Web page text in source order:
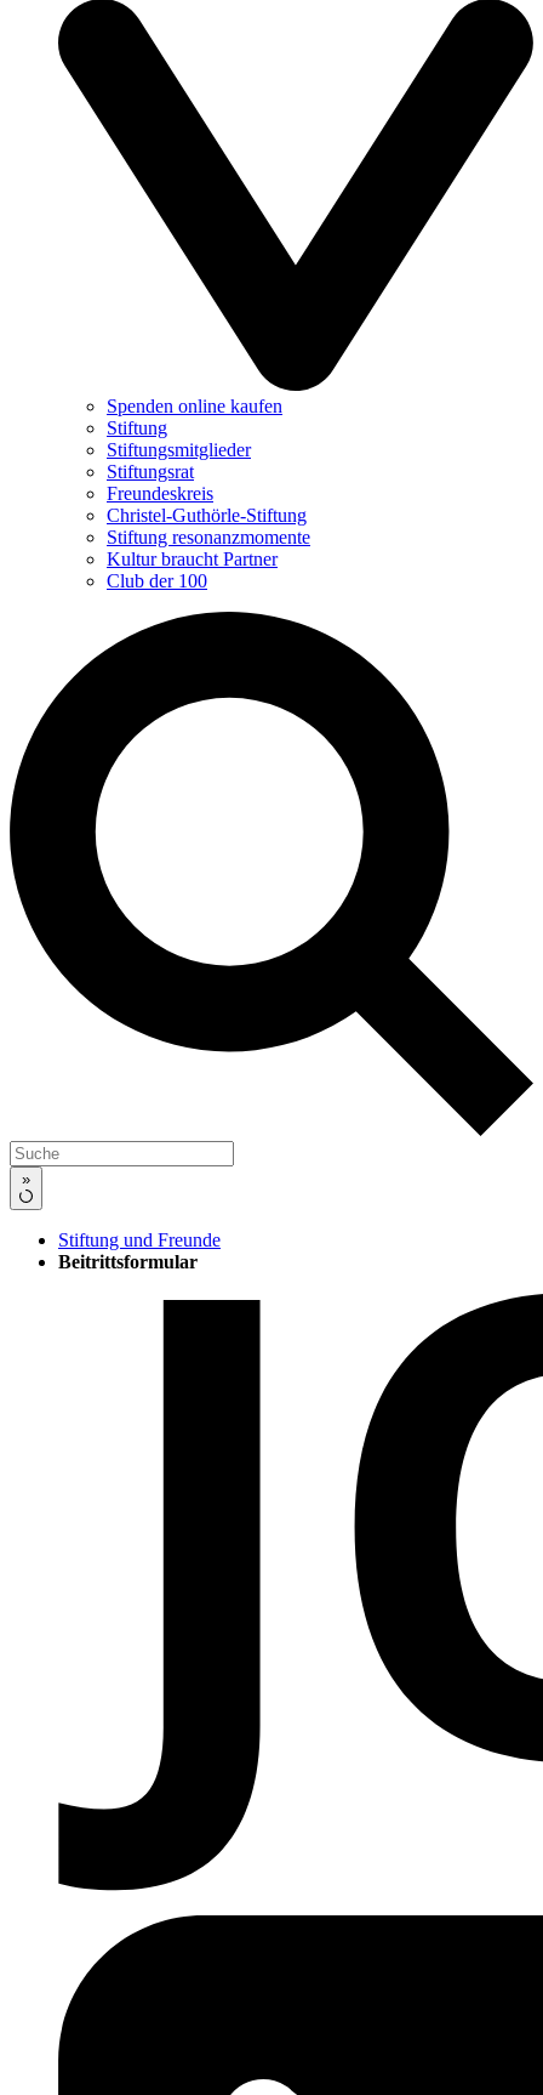
Spenden online kaufen
Stiftung
Stiftungsmitglieder
Stiftungsrat
Freundeskreis
Christel-Guthörle-Stiftung
Stiftung resonanzmomente
Kultur braucht Partner
Club der 100
»
Stiftung und Freunde
Beitrittsformular